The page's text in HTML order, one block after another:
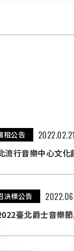
租公告
流行音樂中心文
決標公告
臺北爵士音樂